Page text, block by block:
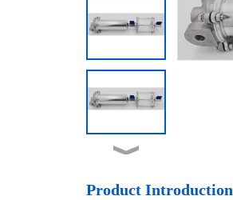
Product Introduction